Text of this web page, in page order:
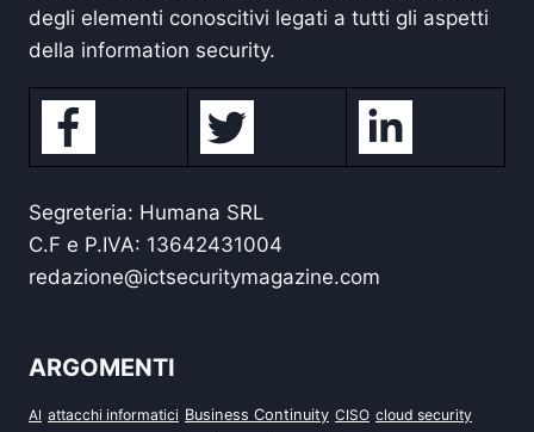
degli elementi conoscitivi legati a tutti gli aspetti
della information security.
Segreteria: Humana SRL
C.F e P.IVA: 13642431004
redazione@ictsecuritymagazine.com
ARGOMENTI
AI attacchi informatici Business Continuity CISO cloud security